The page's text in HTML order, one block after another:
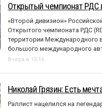
Открытый чемпионат РДС
«Второй дивизион»
Открытого чемпионата РДС
территории Международного
большого международного
Вчера в 15:16
Николай Грязин: Есть
Раллист нацелился на